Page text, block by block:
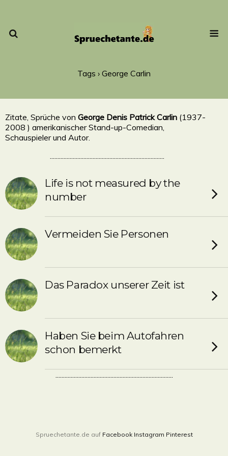
Tags › George Carlin
Zitate, Sprüche von George Denis Patrick Carlin (1937-
2008 ) amerikanischer Stand-up-Comedian,
Schauspieler und Autor.
...........................................................................
Life is not measured by the
number
Vermeiden Sie Personen
Das Paradox unserer Zeit ist
Haben Sie beim Autofahren
schon bemerkt
.............................................................................
Spruechetante.de auf Facebook Instagram Pinterest